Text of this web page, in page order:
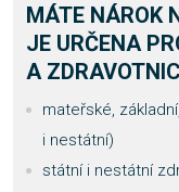
MÁTE NÁROK
JE URČENA
A
mateřské,
i nestátní)
státní i nestátní